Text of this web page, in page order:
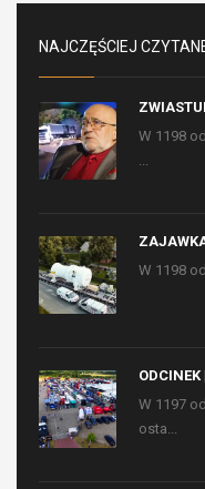
NAJCZĘŚCIEJ
W 1198
W 1198
W 1197
osta...